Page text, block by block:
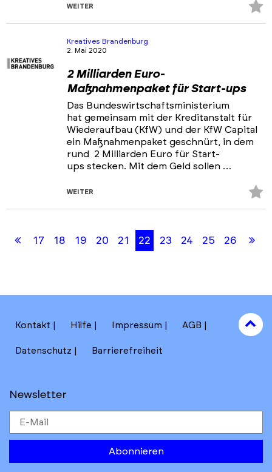
WEITER
Kreatives Brandenburg
2. Mai 2020
2 Milliarden Euro-
Maßnahmenpaket für Start-ups
Das Bundeswirtschaftsministerium
hat gemeinsam mit der Kreditanstalt für
Wiederaufbau (KfW) und der KfW Capital
ein Maßnahmenpaket geschnürt, in dem
rund 2 Milliarden Euro für Start-
ups stecken. Mit dem Geld sollen …
WEITER
to
to
Erste
17 18 19 20 21 22 23 24 25 26
Kontakt Hilfe Impressum AGB
Datenschutz Barrierefreiheit
Newsletter
Abonnieren
to
top